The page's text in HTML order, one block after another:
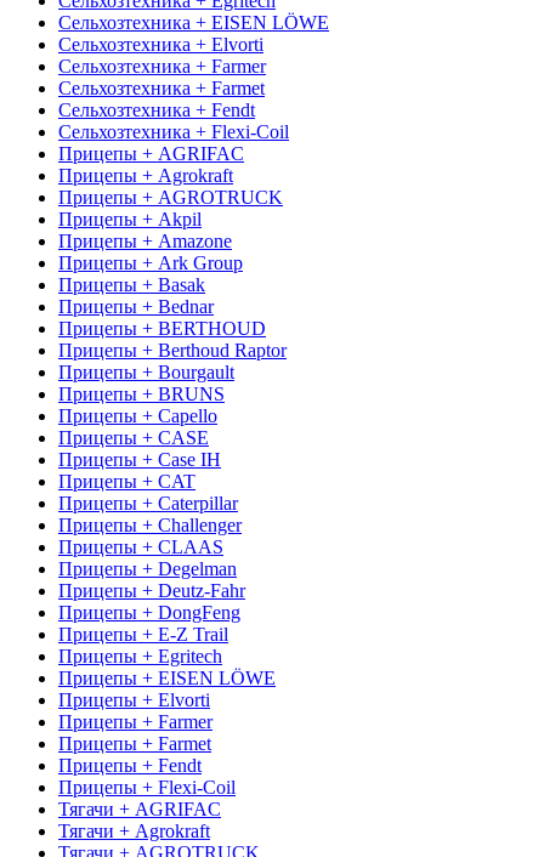
Сельхозтехника + EISEN LÖWE
Сельхозтехника + Elvorti
Сельхозтехника + Farmer
Сельхозтехника + Farmet
Сельхозтехника + Fendt
Сельхозтехника + Flexi-Coil
Прицепы + AGRIFAC
Прицепы + Agrokraft
Прицепы + AGROTRUCK
Прицепы + Akpil
Прицепы + Amazone
Прицепы + Ark Group
Прицепы + Basak
Прицепы + Bednar
Прицепы + BERTHOUD
Прицепы + Berthoud Raptor
Прицепы + Bourgault
Прицепы + BRUNS
Прицепы + Capello
Прицепы + CASE
Прицепы + Case IH
Прицепы + CAT
Прицепы + Caterpillar
Прицепы + Challenger
Прицепы + CLAAS
Прицепы + Degelman
Прицепы + Deutz-Fahr
Прицепы + DongFeng
Прицепы + E-Z Trail
Прицепы + Egritech
Прицепы + EISEN LÖWE
Прицепы + Elvorti
Прицепы + Farmer
Прицепы + Farmet
Прицепы + Fendt
Прицепы + Flexi-Coil
Тягачи + AGRIFAC
Тягачи + Agrokraft
Тягачи + AGROTRUCK